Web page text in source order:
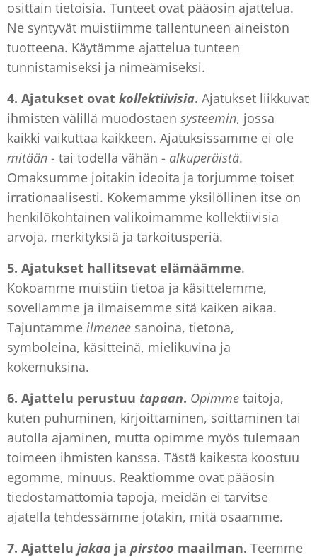
osittain tietoisia. Tunteet ovat pääosin ajattelua.
Ne syntyvät muistiimme tallentuneen aineiston
tuotteena. Käytämme ajattelua tunteen
tunnistamiseksi ja nimeämiseksi.
4. Ajatukset ovat kollektiivisia. Ajatukset liikkuvat
ihmisten välillä muodostaen systeemin, jossa
kaikki vaikuttaa kaikkeen. Ajatuksissamme ei ole
mitään - tai todella vähän - alkuperäistä.
Omaksumme joitakin ideoita ja torjumme toiset
irrationaalisesti. Kokemamme yksilöllinen itse on
henkilökohtainen valikoimamme kollektiivisia
arvoja, merkityksiä ja tarkoitusperiä.
5. Ajatukset hallitsevat elämäämme.
Kokoamme muistiin tietoa ja käsittelemme,
sovellamme ja ilmaisemme sitä kaiken aikaa.
Tajuntamme ilmenee sanoina, tietona,
symboleina, käsitteinä, mielikuvina ja
kokemuksina.
6. Ajattelu perustuu tapaan. Opimme taitoja,
kuten puhuminen, kirjoittaminen, soittaminen tai
autolla ajaminen, mutta opimme myös tulemaan
toimeen ihmisten kanssa. Tästä kaikesta koostuu
egomme, minuus. Reaktiomme ovat pääosin
tiedostamattomia tapoja, meidän ei tarvitse
ajatella tehdessämme jotakin, mitä osaamme.
7. Ajattelu jakaa ja pirstoo maailman. Teemme